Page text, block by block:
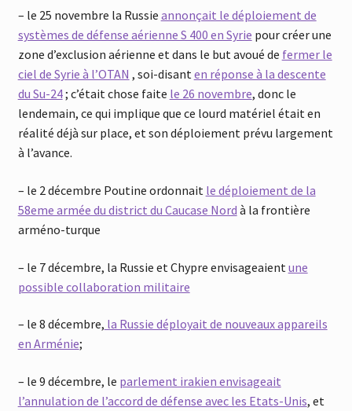
– le 25 novembre la Russie annonçait le déploiement de
systèmes de défense aérienne S 400 en Syrie pour créer une
zone d’exclusion aérienne et dans le but avoué de fermer le
ciel de Syrie à l’OTAN , soi-disanten réponse à la descente
du Su-24; c’était chose faite le 26 novembre, donc le
lendemain, ce qui implique que ce lourd matériel était en
réalité déjà sur place, et son déploiement prévu largement
à l’avance.
– le 2 décembre Poutine ordonnait le déploiement de la
58eme armée du district du Caucase Nord à la frontière
arméno-turque
– le 7 décembre, la Russie et Chypre envisageaient une
possible collaboration militaire
– le 8 décembre, la Russie déployait de nouveaux appareils
en Arménie;
– le 9 décembre, le parlement irakien envisageait
l’annulation de l’accord de défense avec les Etats-Unis, et